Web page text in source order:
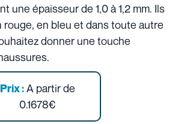
une épaisseur de 1,0 à 1,2 mm. Ils
en bleu et dans toute autre
donner une touche
Prix :A partir de
0.1678€